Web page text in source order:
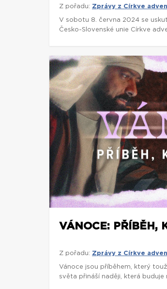
Z pořadu: Zprávy z Církve
V sobotu 8. června 2024 se
Česko-Slovenské unie Církve
VÁNOCE: PŘÍBĚH,
Z pořadu: Zprávy z Církve
Vánoce jsou příběhem, který
světa přináší naději, která